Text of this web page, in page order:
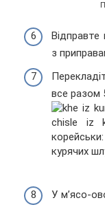
Відправте
з
все разом
У м’ясо-